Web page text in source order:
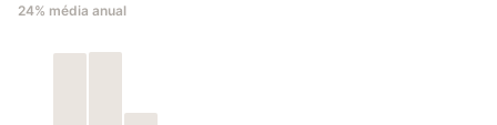
24% média anual